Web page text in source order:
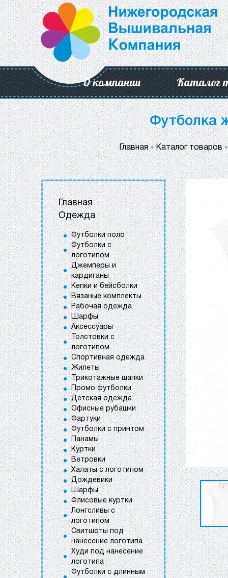
О компании Каталог
Футболка
Главная»Каталог товаров
Главная
Одежда
Футболки поло
Футболки с
логотипом
Джемперы и
кардиганы
Кепки и бейсболки
Вязаные комплекты
Рабочая одежда
Шарфы
Аксессуары
Толстовки с
логотипом
Спортивная одежда
Жилеты
Трикотажные шапки
Промо футболки
Детская одежда
Офисные рубашки
Фартуки
Футболки с принтом
Панамы
Куртки
Ветровки
Халаты с логотипом
Дождевики
Шарфы
Флисовые куртки
Лонгсливы с
логотипом
Свитшоты под
нанесение логотипа
Худи под нанесение
логотипа
Футболки с длинным